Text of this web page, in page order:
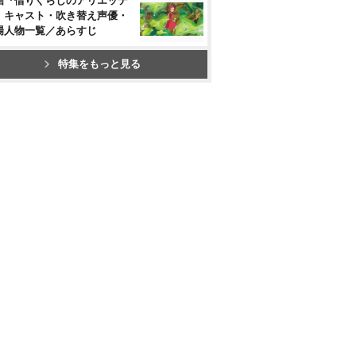
キャスト・吹き替え声優・
人物一覧／あらすじ
特集をもっと見る